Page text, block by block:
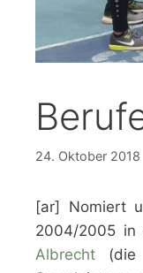
24. Oktober 2018
[ar] Nomiert
2004/2005 in
Albrecht (die